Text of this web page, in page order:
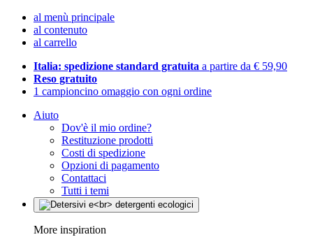
al menù principale
al contenuto
al carrello
Italia: spedizione standard gratuita a partire da € 59,90
Reso gratuito
1 campioncino omaggio con ogni ordine
Aiuto
Dov'è il mio ordine?
Restituzione prodotti
Costi di spedizione
Opzioni di pagamento
Contattaci
Tutti i temi
More inspiration